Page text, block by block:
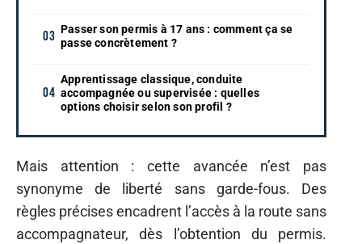
Passer son permis à 17 ans : comment ça se
passe concrètement ?
Apprentissage classique, conduite
accompagnée ou supervisée : quelles
options choisir selon son profil ?
Mais attention : cette avancée n’est pas
synonyme de liberté sans garde-fous. Des
règles précises encadrent l’accès à la route sans
accompagnateur, dès l’obtention du permis.